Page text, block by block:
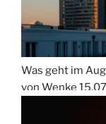
Was geht im
von Wenke